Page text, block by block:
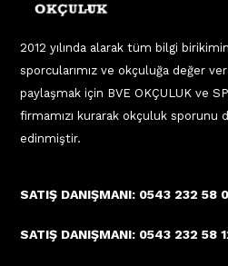
2012 yılında alarak tüm bilgi
sporcularımız ve okçuluğa değer
paylaşmak için BVE OKÇULUK ve
firmamızı kurarak okçuluk sporunu
edinmiştir.
SATIŞ DANIŞMANI: 0543 232 58
SATIŞ DANIŞMANI: 0543 232 58